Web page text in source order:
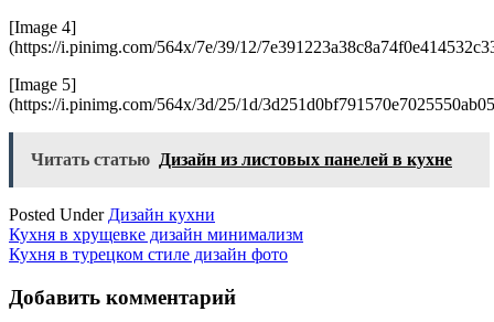
[Image 4]
(https://i.pinimg.com/564x/7e/39/12/
[Image 5]
(https://i.pinimg.com/564x/3d/25/1d/
Читать статью Дизайн из листовых панелей в кухне
Posted Under Дизайн кухни
Навигация
по
записям
Кухня в хрущевке дизайн минимализм
Кухня в турецком стиле дизайн фото
Добавить комментарий